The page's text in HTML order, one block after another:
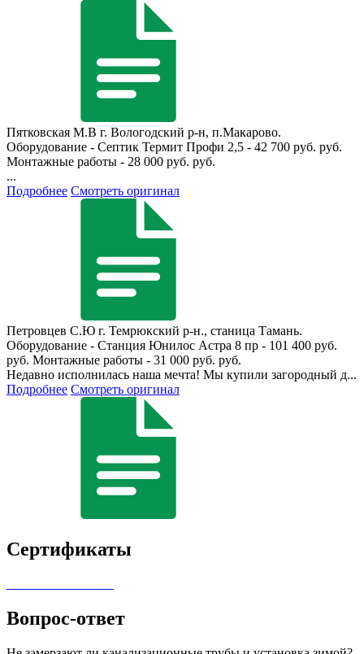
Пятковская М.В г. Вологодский р-н, п.Макарово.
Оборудование - Септик Термит Профи 2,5 - 42 700 руб. руб.
Монтажные работы - 28 000 руб. руб.
...
Подробнее Смотреть оригинал
Петровцев С.Ю г. Темрюкский р-н., станица Тамань.
Оборудование - Станция Юнилос Астра 8 пр - 101 400 руб.
руб. Монтажные работы - 31 000 руб. руб.
Недавно исполнилась наша мечта! Мы купили загородный д...
Подробнее Смотреть оригинал
Сертификаты
Вопрос-ответ